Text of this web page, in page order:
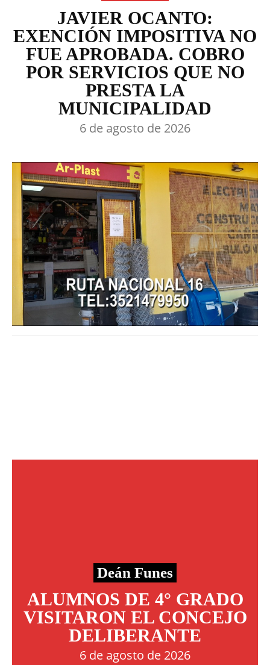
JAVIER OCANTO:
EXENCIÓN IMPOSITIVA NO
FUE APROBADA. COBRO
POR SERVICIOS QUE NO
PRESTA LA
MUNICIPALIDAD
6 de agosto de 2026
Deán Funes
ALUMNOS DE 4° GRADO
VISITARON EL CONCEJO
DELIBERANTE
6 de agosto de 2026